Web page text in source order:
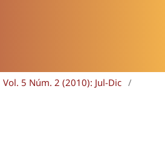
Vol. 5 Núm. 2 (2010): Jul-Dic /